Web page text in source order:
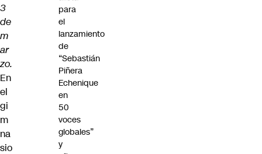
3
de
m
ar
zo.
En
el
gi
m
na
sio
para
el
lanzamiento
de
“Sebastián
Piñera
Echenique
en
50
voces
globales”
y